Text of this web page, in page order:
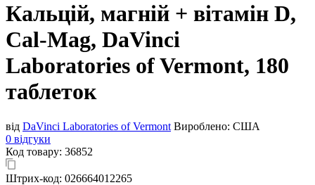
Кальцій, магній + вітамін D,
Cal-Mag, DaVinci
Laboratories of Vermont, 180
таблеток
від DaVinci Laboratories of Vermont Вироблено: США
0 відгуки
Код товару: 36852
Штрих-код: 026664012265